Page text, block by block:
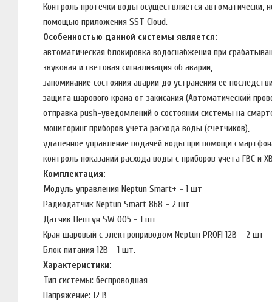
Контроль протечки воды осуществляется автоматически,
помощью приложения SST Cloud.
Особенностью данной системы является:
автоматическая блокировка водоснабжения при
звуковая и световая сигнализация об аварии,
запоминание состояния аварии до устранения ее
защита шарового крана от закисания (Автоматический
отправка push-уведомлений о состоянии системы на
мониторинг приборов учета расхода воды (счетчиков),
удаленное управление подачей воды при помощи
контроль показаний расхода воды с приборов учета ГВС и
Комплектация:
Модуль управления Neptun Smart+ - 1 шт
Радиодатчик Neptun Smart 868 - 2 шт
Датчик Нептун SW 005 - 1 шт
Кран шаровый с электроприводом Neptun PROFI 12В - 2 шт
Блок питания 12В - 1 шт.
Характеристики:
Тип системы: беспроводная
Напряжение: 12 В